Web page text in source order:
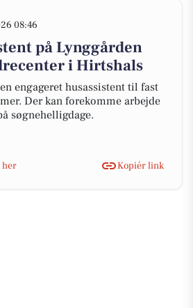
08:46
på Lynggården
i Hirtshals
engageret husassistent til fast
Der kan forekomme arbejde
søgnehelligdage.
her
Kopiér link